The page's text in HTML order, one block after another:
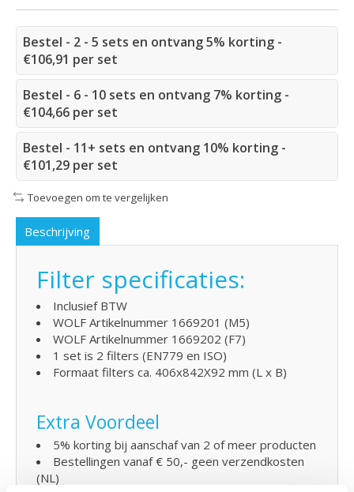
Bestel - 2 - 5 sets en ontvang 5% korting -
€106,91 per set
Bestel - 6 - 10 sets en ontvang 7% korting -
€104,66 per set
Bestel - 11+ sets en ontvang 10% korting -
€101,29 per set
Toevoegen om te vergelijken
Beschrijving
Filter specificaties:
Inclusief BTW
WOLF Artikelnummer 1669201 (M5)
WOLF Artikelnummer 1669202 (F7)
1 set is 2 filters (EN779 en ISO)
Formaat filters ca. 406x842X92 mm (L x B)
Extra Voordeel
5% korting bij aanschaf van 2 of meer producten
Bestellingen vanaf € 50,- geen verzendkosten
(NL)